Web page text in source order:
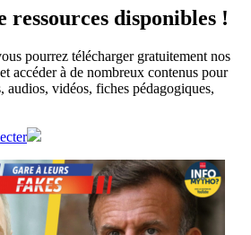
ressources disponibles !
pourrez télécharger gratuitement nos
accéder à de nombreux contenus pour
audios, vidéos, fiches pédagogiques,